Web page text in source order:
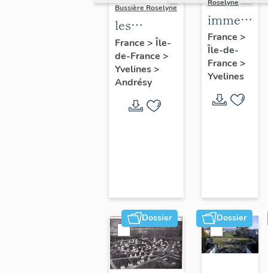
Bussière Roselyne
les
immeubles,
maisons et
fermes du
canton
d'Andrésy
France > Île-
de-France >
Yvelines>
Andrésy
Roselyne
maisons,
fermes
France >
Île-de-
France >
Yvelines
Dossier Dossier